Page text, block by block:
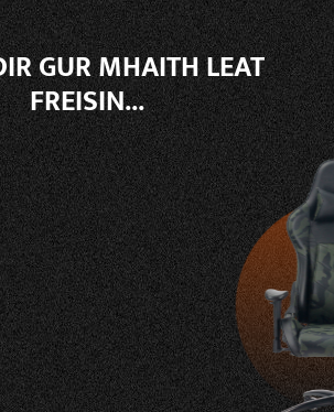
GUR MHAITH LEAT
FREISIN...